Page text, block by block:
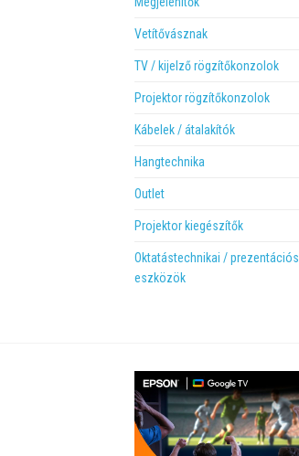
Vetítővásznak
TV / kijelző rögzítőkonzolok
Projektor rögzítőkonzolok
Kábelek / átalakítók
Hangtechnika
Outlet
Projektor kiegészítők
Oktatástechnikai / prezentációs
eszközök